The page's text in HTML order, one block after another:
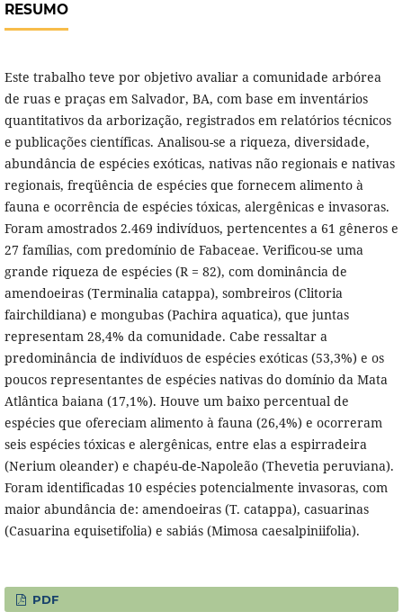
RESUMO
Este trabalho teve por objetivo avaliar a comunidade arbórea
de ruas e praças em Salvador, BA, com base em inventários
quantitativos da arborização, registrados em relatórios técnicos
e publicações científicas. Analisou-se a riqueza, diversidade,
abundância de espécies exóticas, nativas não regionais e nativas
regionais, freqüência de espécies que fornecem alimento à
fauna e ocorrência de espécies tóxicas, alergênicas e invasoras.
Foram amostrados 2.469 indivíduos, pertencentes a 61 gêneros e
27 famílias, com predomínio de Fabaceae. Verificou-se uma
grande riqueza de espécies (R = 82), com dominância de
amendoeiras (Terminalia catappa), sombreiros (Clitoria
fairchildiana) e mongubas (Pachira aquatica), que juntas
representam 28,4% da comunidade. Cabe ressaltar a
predominância de indivíduos de espécies exóticas (53,3%) e os
poucos representantes de espécies nativas do domínio da Mata
Atlântica baiana (17,1%). Houve um baixo percentual de
espécies que ofereciam alimento à fauna (26,4%) e ocorreram
seis espécies tóxicas e alergênicas, entre elas a espirradeira
(Nerium oleander) e chapéu-de-Napoleão (Thevetia peruviana).
Foram identificadas 10 espécies potencialmente invasoras, com
maior abundância de: amendoeiras (T. catappa), casuarinas
(Casuarina equisetifolia) e sabiás (Mimosa caesalpiniifolia).
PDF